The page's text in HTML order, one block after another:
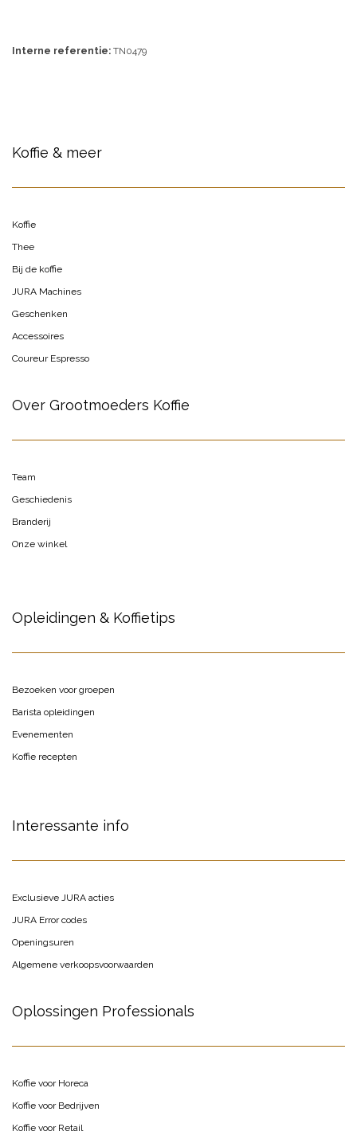
Interne referentie: TN0479
Koffie & meer
Koffie
Thee
Bij de koffie
JURA Machines
Geschenken
Accessoires
Coureur Espresso
Over Grootmoeders Koffie
Team
Geschiedenis
Branderij
Onze winkel
Opleidingen & Koffietips
Bezoeken voor groepen
Barista opleidingen
Evenementen
Koffie recepten
Interessante info
Exclusieve JURA acties
JURA Error codes
Openingsuren
Algemene verkoopsvoorwaarden
Oplossingen Professionals
Koffie voor Horeca
Koffie voor Bedrijven
Koffie voor Retail